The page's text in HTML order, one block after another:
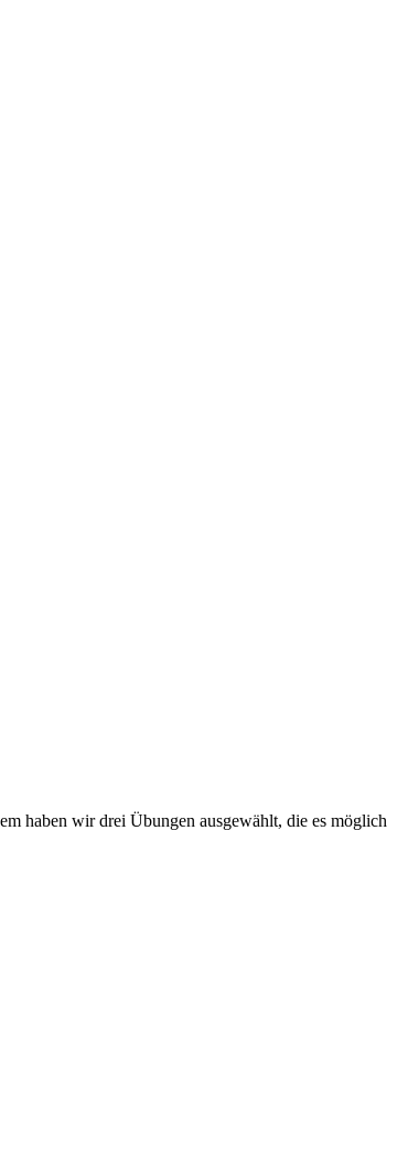
haben wir drei Übungen ausgewählt, die es möglich